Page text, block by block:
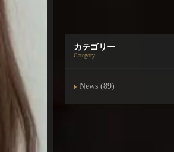
カテゴリー
Category
News (89)